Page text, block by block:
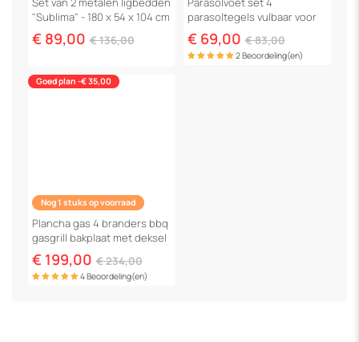
"Sublima" - 180 x 54 x 104 cm
- Zwart
€ 89,00 € 136,00
parasoltegels vulbaar voor
parasols tot 3 x 3 m - 52 liter
- Zwart
€ 69,00 € 83,00
2 Beoordeling(en)
Goed plan -€ 35,00
Nog 1 stuks op voorraad
Plancha gas 4 branders bbq
gasgrill bakplaat met deksel
"Fasto" - 10 kW - Grijs
€ 199,00 € 234,00
4 Beoordeling(en)